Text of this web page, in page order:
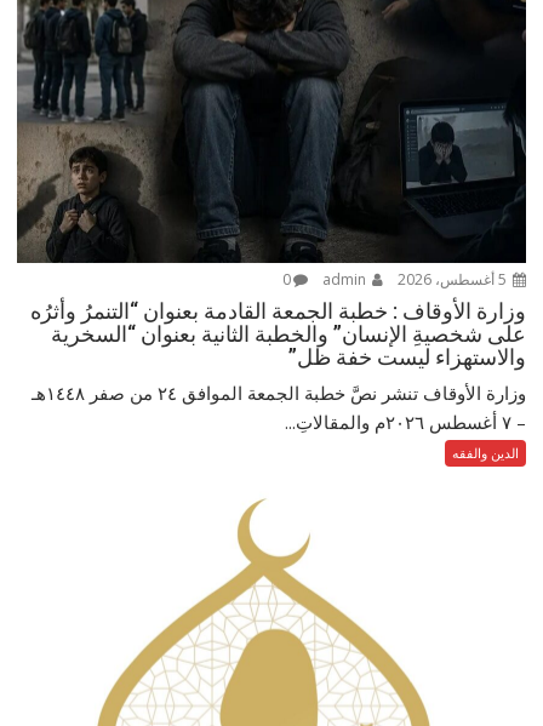
0
وزارة الأوقاف : خطبة الجمعة القادمة بعنوان “التنمرُ وأثرُه
على شخصيةِ الإنسان” والخطبة الثانية بعنوان “السخرية
والاستهزاء ليست خفة ظل”
وزارة الأوقاف تنشر نصَّ خطبة الجمعة الموافق ٢٤ من صفر ١٤٤٨هـ
– ‏٧ أغسطس ٢٠٢٦م والمقالاتِ...
الدين والفقه